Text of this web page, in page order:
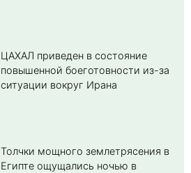
ЦАХАЛ приведен в состояние
повышенной боеготовности из-за
ситуации вокруг Ирана
Толчки мощного землетрясения в
Египте ощущались ночью в